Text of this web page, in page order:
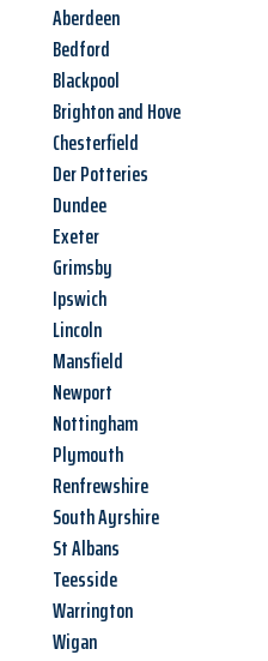
Aberdeen
Bedford
Blackpool
Brighton and Hove
Chesterfield
Der Potteries
Dundee
Exeter
Grimsby
Ipswich
Lincoln
Mansfield
Newport
Nottingham
Plymouth
Renfrewshire
South Ayrshire
St Albans
Teesside
Warrington
Wigan